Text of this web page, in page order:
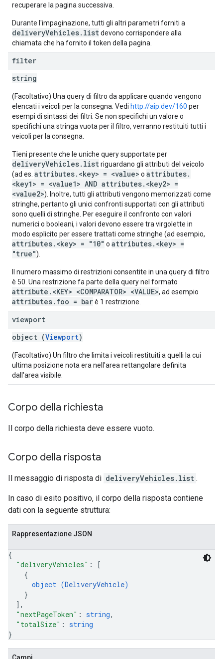
recuperare la pagina successiva.
Durante l'impaginazione, tutti gli altri parametri forniti a
deliveryVehicles.listdevono corrispondere alla
chiamata che ha fornito il token della pagina.
filter
string
(Facoltativo) Una query di filtro da applicare quando vengono
elencati i veicoli per la consegna. Vedi http://aip.dev/160 per
esempi di sintassi dei filtri. Se non specifichi un valore o
specifichi una stringa vuota per il filtro, verranno restituiti tutti i
veicoli per la consegna.
Tieni presente che le uniche query supportate per
deliveryVehicles.listriguardano gli attributi del veicolo
(ad es. attributes.<key> = <value> o attributes.
<key1> = <value1> AND attributes.<key2> =
<value2>). Inoltre, tutti gli attributi vengono memorizzati come
stringhe, pertanto gli unici confronti supportati con gli attributi
sono quelli di stringhe. Per eseguire il confronto con valori
numerici o booleani, i valori devono essere tra virgolette in
modo esplicito per essere trattati come stringhe (ad esempio,
attributes.<key> = "10" o attributes.<key> =
"true").
Il numero massimo di restrizioni consentite in una query di filtro
è 50. Una restrizione fa parte della query nel formato
attribute.<KEY> <COMPARATOR> <VALUE>, ad esempio
attributes.foo = barè 1 restrizione.
viewport
object (Viewport)
(Facoltativo) Un filtro che limita i veicoli restituiti a quelli la cui
ultima posizione nota era nell'area rettangolare definita
dall'area visibile.
Corpo della richiesta
Il corpo della richiesta deve essere vuoto.
Corpo della risposta
Il messaggio di risposta di deliveryVehicles.list .
In caso di esito positivo, il corpo della risposta contiene
dati con la seguente struttura:
Rappresentazione JSON
{
"deliveryVehicles" :
[
{
object (DeliveryVehicle)
}
] ,
"nextPageToken" : string,
"totalSize" : string
}